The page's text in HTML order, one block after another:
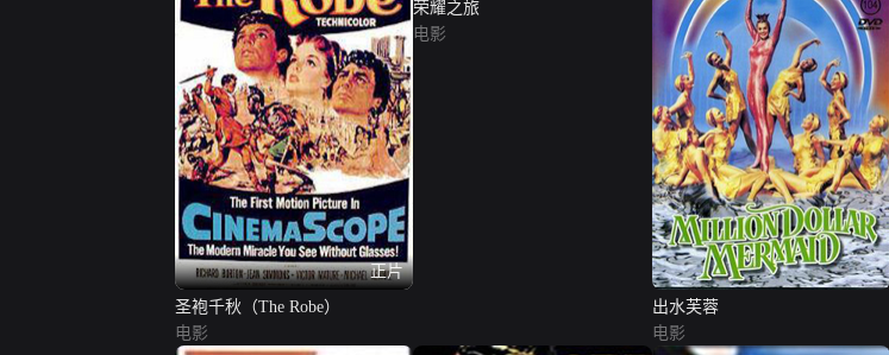
正片
圣袍千秋（The Robe）
电影
荣耀之旅
电影
出水芙蓉
电影